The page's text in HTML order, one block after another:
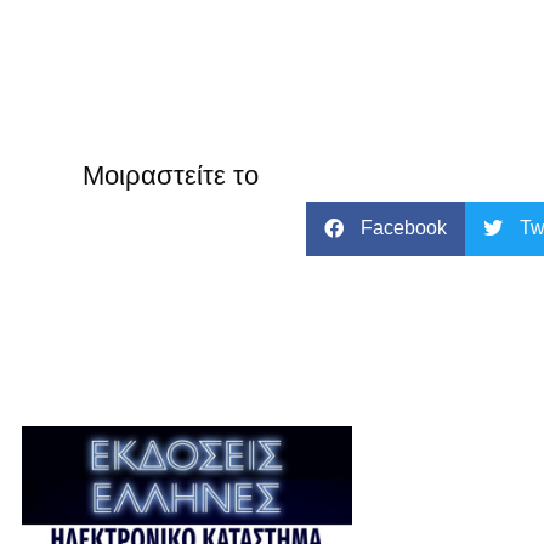
Μοιραστείτε το
Facebook